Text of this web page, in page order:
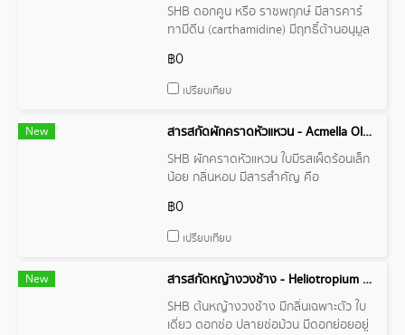
SHB ดอกคูน หรือ ราชพฤกษ์ มีสารคาร์
ทามีดีน (carthamidine) มีฤทธิ์ต้านอนุมูล
เซลล์, สารแคโรทีนอยด์ และสารในกลุ่ม
flavonoid ต้านเชื้อไวรัส และแบคทีเรีย
บำรุงสายตา
฿0
เปรียบเทียบ
New
สารสกัดผักคราดหัวแหวน - Acmella Oleracea Extract
SHB ผักคราดหัวแหวน ใบมีรสเผ็ดร้อนเล็ก
น้อย กลิ่นหอม มีสารสำคัญ คือ
มีฤทธิ์เป็นยาชาเฉพาะที่ รวมทั้ง
spilanthol มีฤทธิ์ต้านการอักเสบ และลด
฿0
เปรียบเทียบ
New
สารสกัดหญ้างวงช้าง - Heliotropium Indicum Extract
SHB ต้นหญ้างวงช้าง มีกลิ่นเฉพาะตัว ใบ
เดี่ยว ดอกช่อ ปลายช่อม้วน มีดอกย่อยอยู่